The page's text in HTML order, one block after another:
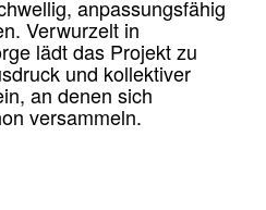
anpassungsfähig
Verwurzelt in
lädt das Projekt zu
und kollektiver
an denen sich
versammeln.